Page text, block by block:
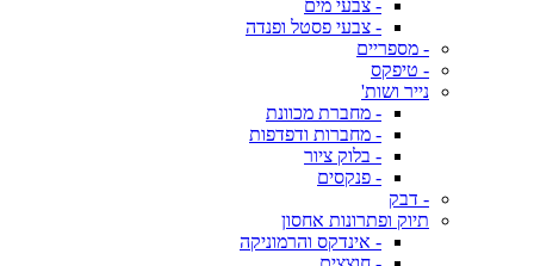
- צבעי מים
- צבעי פסטל ופנדה
- מספריים
- טיפקס
נייר ושות'
- מחברת מכוונת
- מחברות ודפדפות
- בלוק ציור
- פנקסים
- דבק
תיוק ופתרונות אחסון
- אינדקס והרמוניקה